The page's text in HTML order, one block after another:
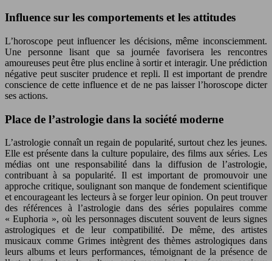
Influence sur les comportements et les attitudes
L’horoscope peut influencer les décisions, même inconsciemment.
Une personne lisant que sa journée favorisera les rencontres
amoureuses peut être plus encline à sortir et interagir. Une prédiction
négative peut susciter prudence et repli. Il est important de prendre
conscience de cette influence et de ne pas laisser l’horoscope dicter
ses actions.
Place de l’astrologie dans la société moderne
L’astrologie connaît un regain de popularité, surtout chez les jeunes.
Elle est présente dans la culture populaire, des films aux séries. Les
médias ont une responsabilité dans la diffusion de l’astrologie,
contribuant à sa popularité. Il est important de promouvoir une
approche critique, soulignant son manque de fondement scientifique
et encourageant les lecteurs à se forger leur opinion. On peut trouver
des références à l’astrologie dans des séries populaires comme
« Euphoria », où les personnages discutent souvent de leurs signes
astrologiques et de leur compatibilité. De même, des artistes
musicaux comme Grimes intègrent des thèmes astrologiques dans
leurs albums et leurs performances, témoignant de la présence de